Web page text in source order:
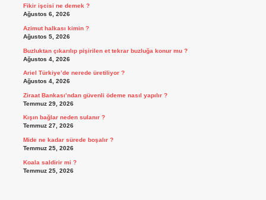
Fikir işcisi ne demek ?
Ağustos 6, 2026
Azimut halkası kimin ?
Ağustos 5, 2026
Buzluktan çıkarılıp pişirilen et tekrar buzluğa konur mu ?
Ağustos 4, 2026
Ariel Türkiye’de nerede üretiliyor ?
Ağustos 4, 2026
Ziraat Bankası’ndan güvenli ödeme nasıl yapılır ?
Temmuz 29, 2026
Kışın bağlar neden sulanır ?
Temmuz 27, 2026
Mide ne kadar sürede boşalır ?
Temmuz 25, 2026
Koala saldirir mi ?
Temmuz 25, 2026